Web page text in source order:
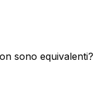
sono equivalenti?